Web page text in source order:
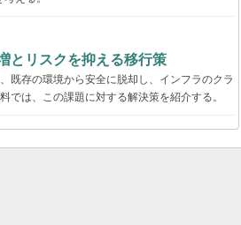
とリスクを抑える移行策
既存の環境から安全に脱却し、インフラのクラ
では、この課題に対する解決策を紹介する。